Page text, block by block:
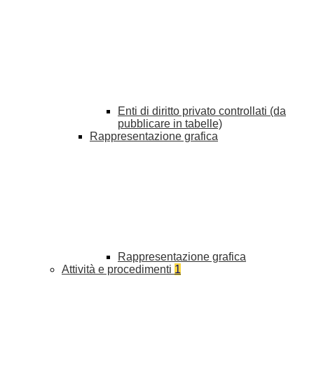
Enti di diritto privato controllati (da
pubblicare in tabelle)
Rappresentazione grafica
Rappresentazione grafica
Attività e procedimenti 1